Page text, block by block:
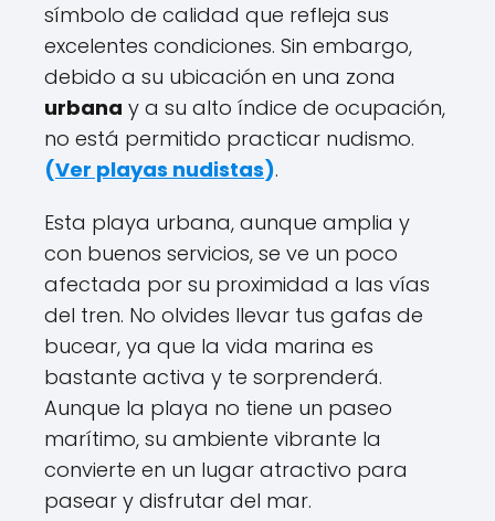
símbolo de calidad que refleja sus
excelentes condiciones. Sin embargo,
debido a su ubicación en una zona
urbana y a su alto índice de ocupación,
no está permitido practicar nudismo.
(Ver playas nudistas).
Esta playa urbana, aunque amplia y
con buenos servicios, se ve un poco
afectada por su proximidad a las vías
del tren. No olvides llevar tus gafas de
bucear, ya que la vida marina es
bastante activa y te sorprenderá.
Aunque la playa no tiene un paseo
marítimo, su ambiente vibrante la
convierte en un lugar atractivo para
pasear y disfrutar del mar.